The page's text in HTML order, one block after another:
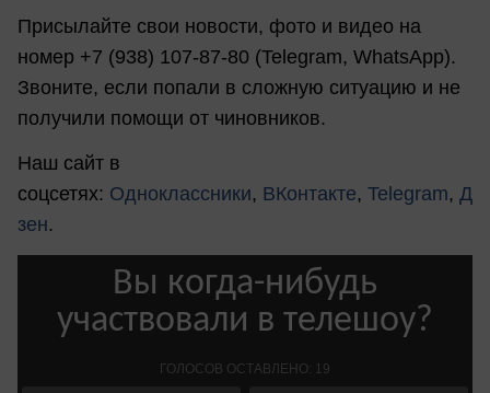
Присылайте свои новости, фото и видео на
номер +7 (938) 107-87-80 (Telegram, WhatsApp).
Звоните, если попали в сложную ситуацию и не
получили помощи от чиновников.
Наш сайт в
соцсетях: Одноклассники, ВКонтакте, Telegram, Д
зен.